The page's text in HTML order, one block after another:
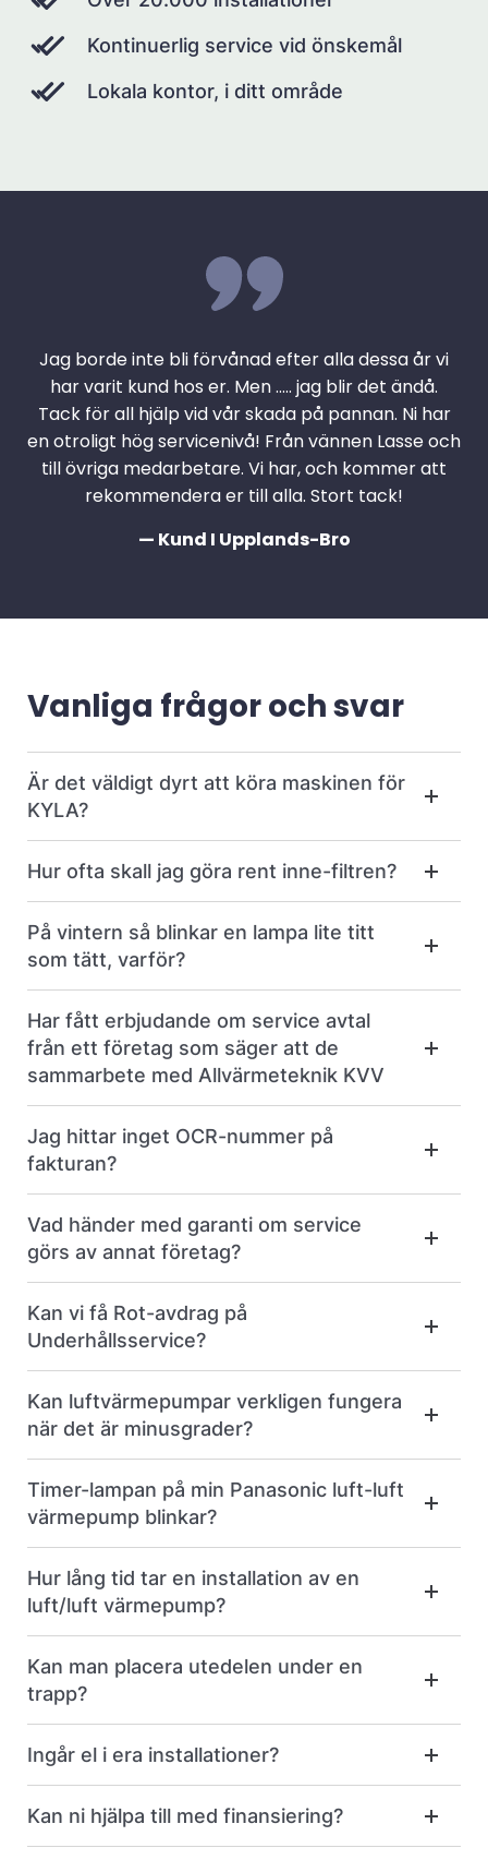
Kontinuerlig service vid önskemål
Lokala kontor, i ditt område
Jag borde inte bli förvånad efter alla dessa år vi
har varit kund hos er. Men ….. jag blir det ändå.
Tack för all hjälp vid vår skada på pannan. Ni har
en otroligt hög servicenivå! Från vännen Lasse och
till övriga medarbetare. Vi har, och kommer att
rekommendera er till alla. Stort tack!
— Kund I Upplands-Bro
Vanliga frågor och svar
Är det väldigt dyrt att köra maskinen för
KYLA?
Hur ofta skall jag göra rent inne-filtren?
På vintern så blinkar en lampa lite titt
som tätt, varför?
Har fått erbjudande om service avtal
från ett företag som säger att de
sammarbete med Allvärmeteknik KVV
Jag hittar inget OCR-nummer på
fakturan?
Vad händer med garanti om service
görs av annat företag?
Kan vi få Rot-avdrag på
Underhållsservice?
Kan luftvärmepumpar verkligen fungera
när det är minusgrader?
Timer-lampan på min Panasonic luft-luft
värmepump blinkar?
Hur lång tid tar en installation av en
luft/luft värmepump?
Kan man placera utedelen under en
trapp?
Ingår el i era installationer?
Kan ni hjälpa till med finansiering?